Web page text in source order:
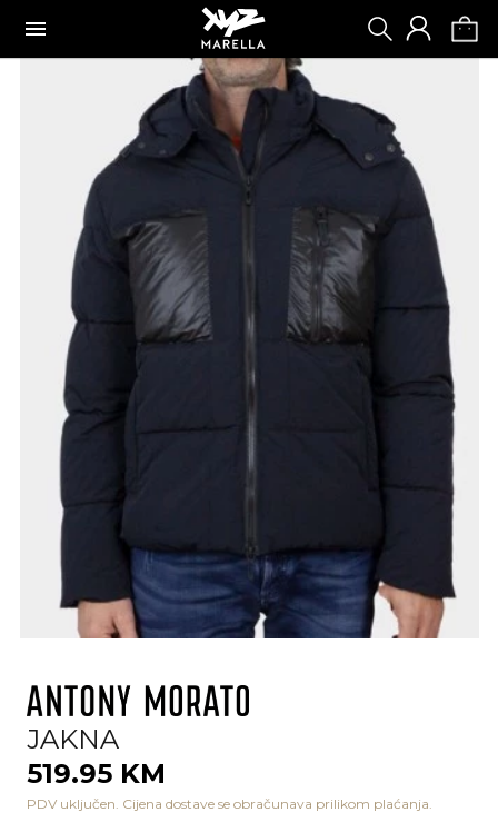
JAKNA
519.95 KM
PDV uključen. Cijena dostave se obračunava prilikom plaćanja.